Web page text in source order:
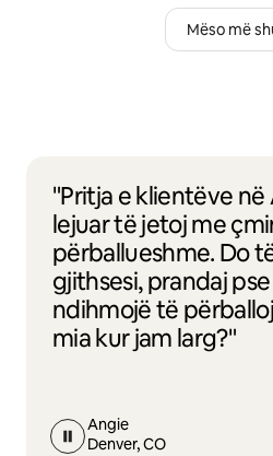
Mëso më
"Pritja e klientëve
lejuar të jetoj me
përballueshme. Do
gjithsesi, prandaj
ndihmojë të
mia kur jam larg?"
Angie
Denver, CO